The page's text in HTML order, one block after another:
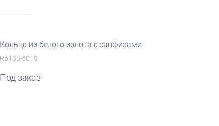
Кольцо из белого золота с сапфирами
R6135-8019
Под заказ